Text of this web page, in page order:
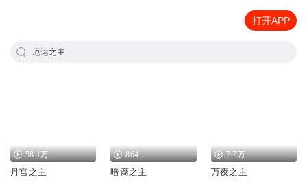
打开APP
厄运之主
58.1万
丹宫之主
864
暗裔之主
7.7万
万夜之主